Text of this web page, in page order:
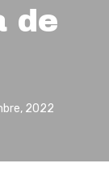
de
2022